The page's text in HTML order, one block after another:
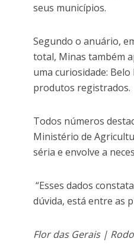
seus municípios.
Segundo o anuário,
total, Minas também
uma curiosidade:
produtos registrados.
Todos números
Ministério de
séria e envolve a
“Esses dados
dúvida, está entre as
Flor das Gerais |